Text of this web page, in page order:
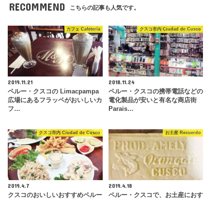
RECOMMEND こちらの記事も人気です。
カフェ Cafetería
2019.11.21
ペルー・クスコの Limacpampa
広場にあるフラッペがおいしいカ
フ…
クスコ市内 Ciudad de Cusco
2018.11.24
ペルー・クスコの携帯電話などの
電化製品が安いと有名な商店街
Parais…
クスコ市内 Ciudad de Cusco
2019.4.7
クスコのおいしいおすすめペルー
お土産 Recuerdo
2019.4.18
ペルー・クスコで、お土産におす